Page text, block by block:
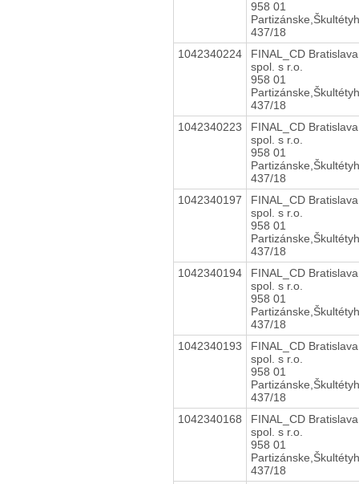
958 01
437/18
1042340224
FINAL_CD Bratislava
spol. s r.o.
958 01
437/18
1042340223
FINAL_CD Bratislava
spol. s r.o.
958 01
437/18
1042340197
FINAL_CD Bratislava
spol. s r.o.
958 01
437/18
1042340194
FINAL_CD Bratislava
spol. s r.o.
958 01
437/18
1042340193
FINAL_CD Bratislava
spol. s r.o.
958 01
437/18
1042340168
FINAL_CD Bratislava
spol. s r.o.
958 01
437/18